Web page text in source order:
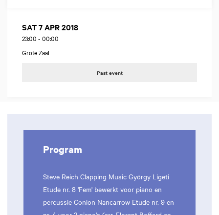
SAT 7 APR 2018
23:00 - 00:00
Grote Zaal
Past event
Program
Steve Reich Clapping Music György Ligeti
Etude nr. 8 'Fem' bewerkt voor piano en
percussie Conlon Nancarrow Etude nr. 9 en